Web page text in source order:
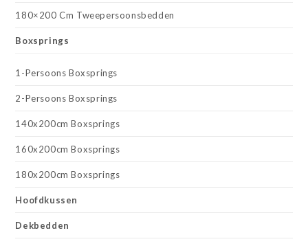
180×200 Cm Tweepersoonsbedden
Boxsprings
1-Persoons Boxsprings
2-Persoons Boxsprings
140x200cm Boxsprings
160x200cm Boxsprings
180x200cm Boxsprings
Hoofdkussen
Dekbedden